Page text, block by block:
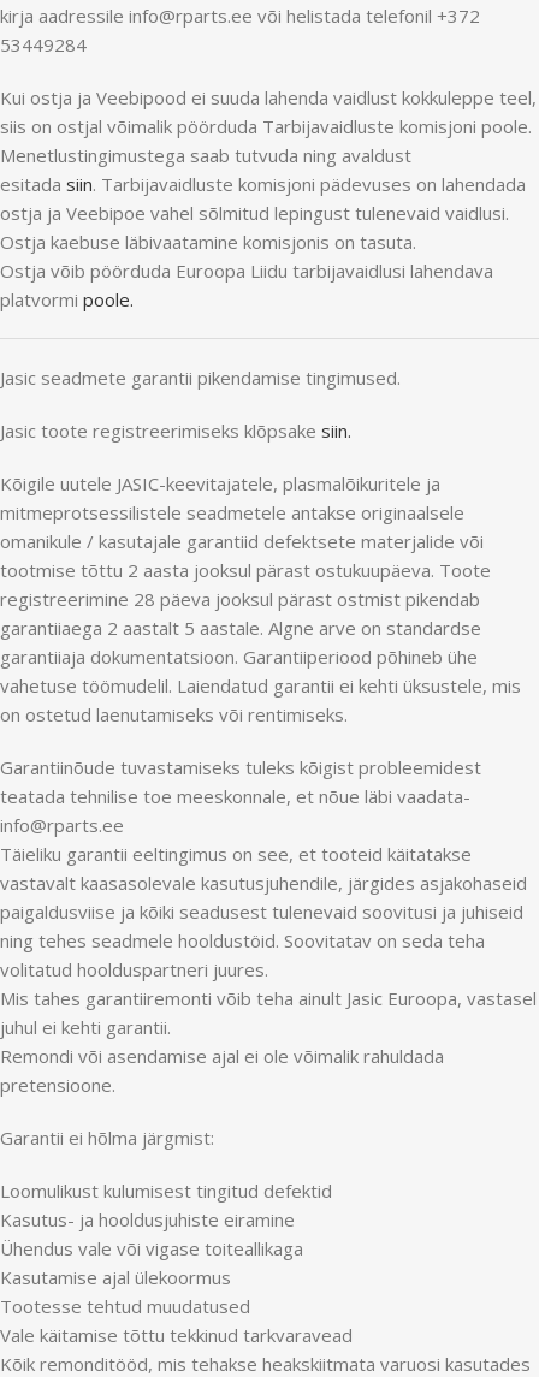
kirja aadressile info@rparts.ee või helistada telefonil +372
53449284
Kui ostja ja Veebipood ei suuda lahenda vaidlust kokkuleppe teel,
siis on ostjal võimalik pöörduda Tarbijavaidluste komisjoni poole.
Menetlustingimustega saab tutvuda ning avaldust
esitada siin. Tarbijavaidluste komisjoni pädevuses on lahendada
ostja ja Veebipoe vahel sõlmitud lepingust tulenevaid vaidlusi.
Ostja kaebuse läbivaatamine komisjonis on tasuta.
Ostja võib pöörduda Euroopa Liidu tarbijavaidlusi lahendava
platvormi poole.
Jasic seadmete garantii pikendamise tingimused.
Jasic toote registreerimiseks klõpsake siin.
Kõigile uutele JASIC-keevitajatele, plasmalõikuritele ja
mitmeprotsessilistele seadmetele antakse originaalsele
omanikule / kasutajale garantiid defektsete materjalide või
tootmise tõttu 2 aasta jooksul pärast ostukuupäeva. Toote
registreerimine 28 päeva jooksul pärast ostmist pikendab
garantiiaega 2 aastalt 5 aastale. Algne arve on standardse
garantiiaja dokumentatsioon. Garantiiperiood põhineb ühe
vahetuse töömudelil. Laiendatud garantii ei kehti üksustele, mis
on ostetud laenutamiseks või rentimiseks.
Garantiinõude tuvastamiseks tuleks kõigist probleemidest
teatada tehnilise toe meeskonnale, et nõue läbi vaadata-
info@rparts.ee
Täieliku garantii eeltingimus on see, et tooteid käitatakse
vastavalt kaasasolevale kasutusjuhendile, järgides asjakohaseid
paigaldusviise ja kõiki seadusest tulenevaid soovitusi ja juhiseid
ning tehes seadmele hooldustöid. Soovitatav on seda teha
volitatud hoolduspartneri juures.
Mis tahes garantiiremonti võib teha ainult Jasic Euroopa, vastasel
juhul ei kehti garantii.
Remondi või asendamise ajal ei ole võimalik rahuldada
pretensioone.
Garantii ei hõlma järgmist:
Loomulikust kulumisest tingitud defektid
Kasutus- ja hooldusjuhiste eiramine
Ühendus vale või vigase toiteallikaga
Kasutamise ajal ülekoormus
Tootesse tehtud muudatused
Vale käitamise tõttu tekkinud tarkvaravead
Kõik remonditööd, mis tehakse heakskiitmata varuosi kasutades